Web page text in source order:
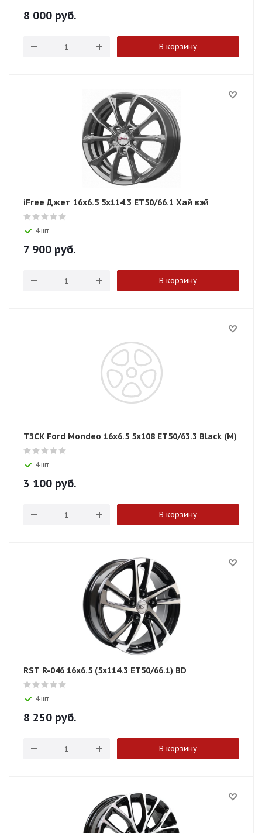
8 000 руб.
В корзину
iFree Джет 16x6.5 5x114.3 ET50/66.1 Хай вэй
4 шт
7 900 руб.
В корзину
ТЗСК Ford Mondeo 16x6.5 5x108 ЕТ50/63.3 Black (М)
4 шт
3 100 руб.
В корзину
RST R-046 16x6.5 (5x114.3 ET50/66.1) BD
4 шт
8 250 руб.
В корзину